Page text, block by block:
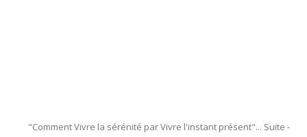
"Comment Vivre la sérénité par Vivre l'instant présent"... Suite -